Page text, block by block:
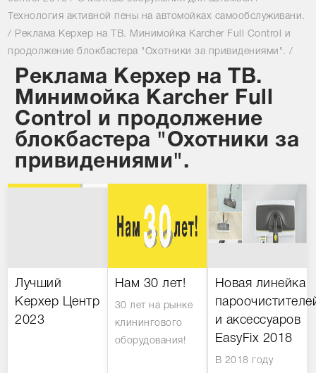
Технология активной пены на автомойках самообслуживани.
/ Реклама Керхер на ТВ. Минимойка Karcher Full Control и
продолжение блокбастера "Охотники за привидениями". /
Реклама Керхер на ТВ.
Минимойка Karcher Full
Control и продолжение
блокбастера "Охотники за
привидениями".
Лучший
Керхер Центр
2023
Нам 30 лет!
30 лет на рынке
клинингового
оборудования!
Новая линейка
и аксессуаров
EasyFix 2018
В 2018 году